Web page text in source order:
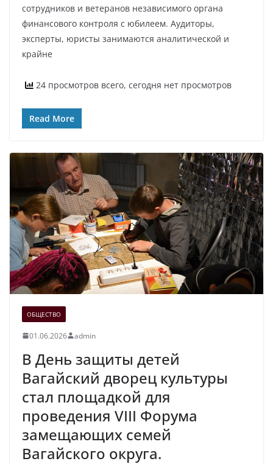
сотрудников и ветеранов независимого органа
финансового контроля с юбилеем. Аудиторы,
эксперты, юристы занимаются аналитической и
крайне
24 просмотров всего, сегодня нет просмотров
Read More
ОБЩЕСТВО
01.06.2026 admin
В День защиты детей
Вагайский дворец культуры
стал площадкой для
проведения VIII Форума
замещающих семей
Вагайского округа.